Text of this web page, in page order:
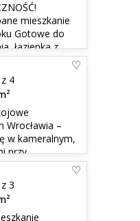
mieszkanie
Gotowe do
łazienka z
zostać w
4
Wrocławia –
w kameralnym,
przy
3